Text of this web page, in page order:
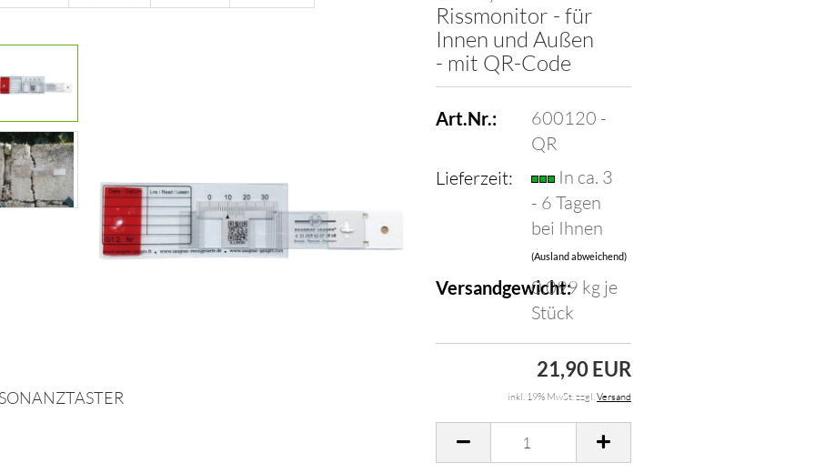
Rissmonitor - für
Innen und Außen
- mit QR-Code
Art.Nr.:
600120 -
QR
Lieferzeit:
In ca. 3
- 6 Tagen
bei Ihnen
(Ausland abweichend)
Versandgewicht:
0.099 kg je
Stück
21,90 EUR
inkl. 19% MwSt. zzgl.Versand